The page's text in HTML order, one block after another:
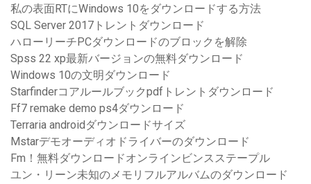
私の表面RTにWindows 10をダウンロードする方法
SQL Server 2017トレントダウンロード
ハローリーチPCダウンロードのブロックを解除
Spss 22 xp最新バージョンの無料ダウンロード
Windows 10の文明ダウンロード
Starfinderコアルールブックpdfトレントダウンロード
Ff7 remake demo ps4ダウンロード
Terraria androidダウンロードサイズ
Mstarデモオーディオドライバーのダウンロード
Fm！無料ダウンロードオンラインビンスステープル
ユン・リーン未知のメモリフルアルバムのダウンロード